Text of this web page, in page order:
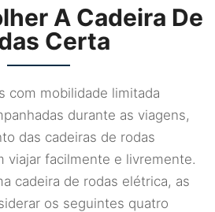
A Cadeira De
Certa
com mobilidade limitada
durante as viagens,
das cadeiras de rodas
viajar facilmente e livremente.
cadeira de rodas elétrica, as
os seguintes quatro